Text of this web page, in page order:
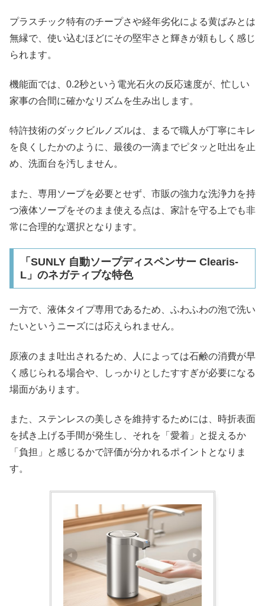
プラスチック特有のチープさや経年劣化による黄ばみとは
無縁で、使い込むほどにその堅牢さと輝きが頼もしく感じ
られます。
機能面では、0.2秒という電光石火の反応速度が、忙しい
家事の合間に確かなリズムを生み出します。
特許技術のダックビルノズルは、まるで職人が丁寧にキレ
を良くしたかのように、最後の一滴までピタッと吐出を止
め、洗面台を汚しません。
また、専用ソープを必要とせず、市販の強力な洗浄力を持
つ液体ソープをそのまま使える点は、家計を守る上でも非
常に合理的な選択となります。
「SUNLY 自動ソープディスペンサー Clearis-
L」のネガティブな特色
一方で、液体タイプ専用であるため、ふわふわの泡で洗い
たいというニーズには応えられません。
原液のまま吐出されるため、人によっては石鹸の消費が早
く感じられる場合や、しっかりとしたすすぎが必要になる
場面があります。
また、ステンレスの美しさを維持するためには、時折表面
を拭き上げる手間が発生し、それを「愛着」と捉えるか
「負担」と感じるかで評価が分かれるポイントとなりま
す。